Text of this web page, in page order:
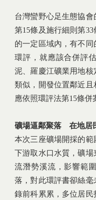
台灣蠻野心足生態協
第15條及施行細則第
的一定區域內，有不
環評，就應該合併評
泥、羅慶江礦業用地
類似，開發位置鄰近
應依照環評法第15條併
礦場逼鄰聚落 在地居
本次三座礦場開採的
下游取水口水質，礦
流潛勢溪流，影響範
落，對此環評書卻絲
錄前科累累，多位居